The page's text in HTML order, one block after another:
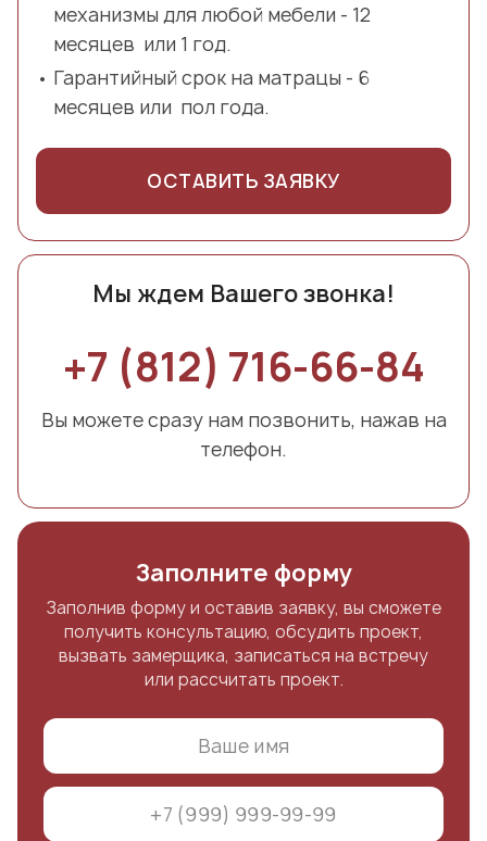
механизмы для любой мебели - 12
месяцев или 1 год.
Гарантийный срок на матрацы - 6
месяцев или пол года.
ОСТАВИТЬ ЗАЯВКУ
Мы ждем Вашего звонка!
+7 (812) 716-66-84
Вы можете сразу нам позвонить, нажав на
телефон.
Заполните форму
Заполнив форму и оставив заявку, вы сможете
получить консультацию, обсудить проект,
вызвать замерщика, записаться на встречу
или рассчитать проект.